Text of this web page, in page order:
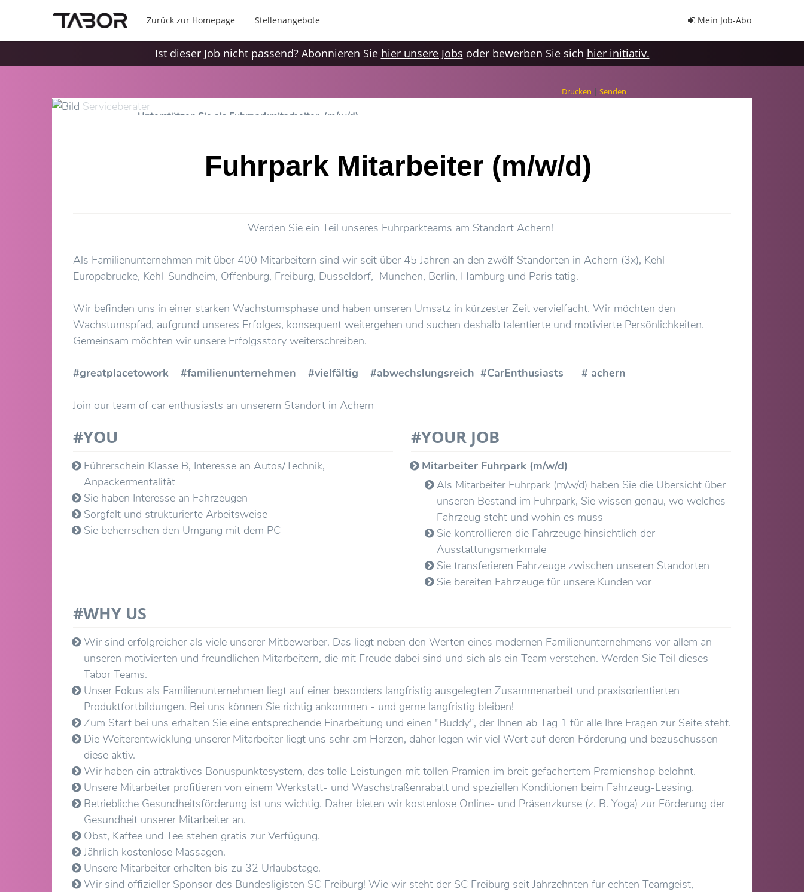
Zurück zur Homepage Stellenangebote Mein Job-Abo
Ist dieser Job nicht passend? Abonnieren Sie hier unsere Jobs oder bewerben Sie sich hier initiativ.
Drucken | Senden
Unterstützen Sie als Fuhrparkmitarbeiter (m/w/d)
Fuhrpark Mitarbeiter (m/w/d)
Werden Sie ein Teil unseres Fuhrparkteams am Standort Achern!
Als Familienunternehmen mit über 400 Mitarbeitern sind wir seit über 45 Jahren an den zwölf Standorten in Achern (3x), Kehl
Europabrücke, Kehl-Sundheim, Offenburg, Freiburg, Düsseldorf, München, Berlin, Hamburg und Paris tätig.
Wir befinden uns in einer starken Wachstumsphase und haben unseren Umsatz in kürzester Zeit vervielfacht. Wir möchten den
Wachstumspfad, aufgrund unseres Erfolges, konsequent weitergehen und suchen deshalb talentierte und motivierte Persönlichkeiten.
Gemeinsam möchten wir unsere Erfolgsstory weiterschreiben.
#greatplacetowork #familienunternehmen #vielfältig #abwechslungsreich #CarEnthusiasts # achern
Join our team of car enthusiasts an unserem Standort in Achern
#YOU
Führerschein Klasse B, Interesse an Autos/Technik,
Anpackermentalität
Sie haben Interesse an Fahrzeugen
Sorgfalt und strukturierte Arbeitsweise
Sie beherrschen den Umgang mit dem PC
#YOUR JOB
Mitarbeiter Fuhrpark (m/w/d)
Als Mitarbeiter Fuhrpark (m/w/d) haben Sie die Übersicht über
unseren Bestand im Fuhrpark, Sie wissen genau, wo welches
Fahrzeug steht und wohin es muss
Sie kontrollieren die Fahrzeuge hinsichtlich der
Ausstattungsmerkmale
Sie transferieren Fahrzeuge zwischen unseren Standorten
Sie bereiten Fahrzeuge für unsere Kunden vor
#WHY US
Wir sind erfolgreicher als viele unserer Mitbewerber. Das liegt neben den Werten eines modernen Familienunternehmens vor allem an
unseren motivierten und freundlichen Mitarbeitern, die mit Freude dabei sind und sich als ein Team verstehen. Werden Sie Teil dieses
Tabor Teams.
Unser Fokus als Familienunternehmen liegt auf einer besonders langfristig ausgelegten Zusammenarbeit und praxisorientierten
Produktfortbildungen. Bei uns können Sie richtig ankommen - und gerne langfristig bleiben!
Zum Start bei uns erhalten Sie eine entsprechende Einarbeitung und einen "Buddy", der Ihnen ab Tag 1 für alle Ihre Fragen zur Seite steht.
Die Weiterentwicklung unserer Mitarbeiter liegt uns sehr am Herzen, daher legen wir viel Wert auf deren Förderung und bezuschussen
diese aktiv.
Wir haben ein attraktives Bonuspunktesystem, das tolle Leistungen mit tollen Prämien im breit gefächertem Prämienshop belohnt.
Unsere Mitarbeiter profitieren von einem Werkstatt- und Waschstraßenrabatt und speziellen Konditionen beim Fahrzeug-Leasing.
Betriebliche Gesundheitsförderung ist uns wichtig. Daher bieten wir kostenlose Online- und Präsenzkurse (z. B. Yoga) zur Förderung der
Gesundheit unserer Mitarbeiter an.
Obst, Kaffee und Tee stehen gratis zur Verfügung.
Jährlich kostenlose Massagen.
Unsere Mitarbeiter erhalten bis zu 32 Urlaubstage.
Wir sind offizieller Sponsor des Bundesligisten SC Freiburg! Wie wir steht der SC Freiburg seit Jahrzehnten für echten Teamgeist,